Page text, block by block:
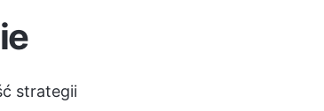
strategii